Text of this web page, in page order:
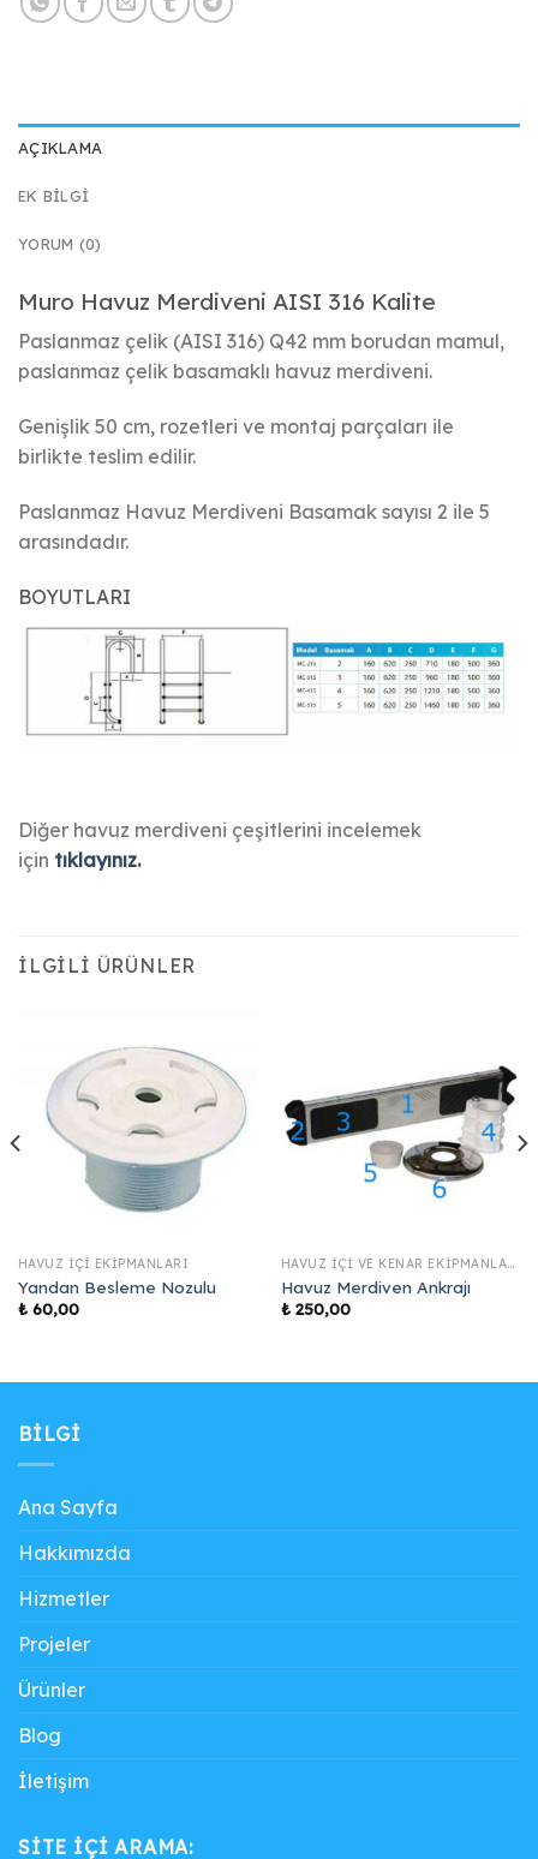
AÇIKLAMA
EK BILGI
YORUM (0)
Muro Havuz Merdiveni AISI 316 Kalite
Paslanmaz çelik (AISI 316) Q42 mm borudan mamul,
paslanmaz çelik basamaklı havuz merdiveni.
Genişlik 50 cm, rozetleri ve montaj parçaları ile
birlikte teslim edilir.
Paslanmaz Havuz Merdiveni Basamak sayısı 2 ile 5
arasındadır.
BOYUTLARI
Diğer havuz merdiveni çeşitlerini incelemek
için tıklayınız.
İLGILI ÜRÜNLER
HAVUZ İÇI EKIPMANLARI
Yandan Besleme Nozulu
₺60,00
HAVUZ İÇI VE KENAR EKIPMANLARI
Havuz Merdiven Ankrajı
₺250,00
BILGI
Ana Sayfa
Hakkımızda
Hizmetler
Projeler
Ürünler
Blog
İletişim
SITE IÇI ARAMA: